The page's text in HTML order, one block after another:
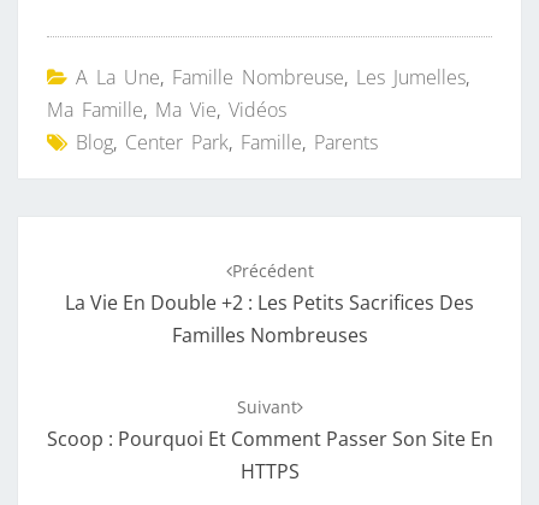
A La Une, Famille Nombreuse, Les Jumelles,
Ma Famille, Ma Vie, Vidéos
Blog, Center Park, Famille, Parents
d'article
Précédent
La Vie En Double +2 : Les Petits Sacrifices Des
Familles Nombreuses
Suivant
Scoop : Pourquoi Et Comment Passer Son Site En
HTTPS